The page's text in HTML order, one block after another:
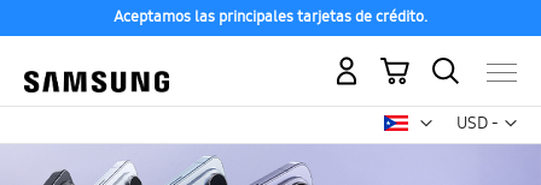
Aceptamos las principales tarjetas de crédito.
USD -
dólar
Mi carrito